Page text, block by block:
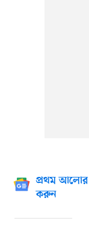
প্রথম আলোর
করুন